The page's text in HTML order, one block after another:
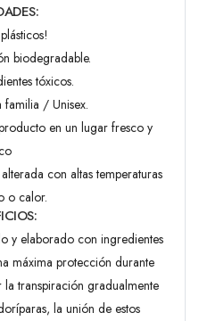
biodegradable.
tóxicos.
/ Unisex.
en un lugar fresco y
con altas temperaturas
o calor.
y elaborado con ingredientes
máxima protección durante
transpiración gradualmente
la unión de estos